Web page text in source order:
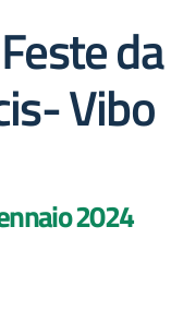
da
Vibo
2024